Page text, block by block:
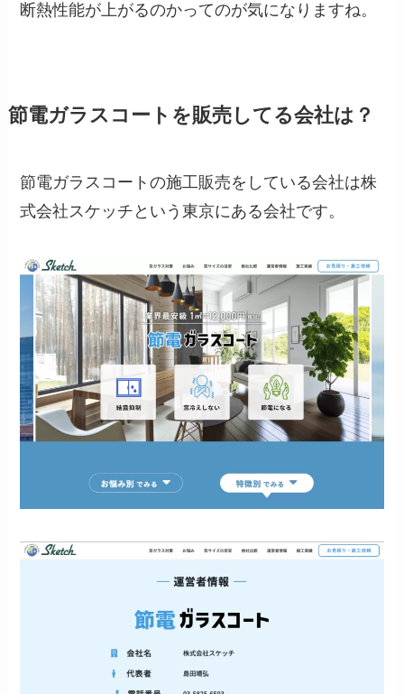
断熱性能が上がるのかってのが気になりますね。
節電ガラスコートを販売してる会社は？
節電ガラスコートの施工販売をしている会社は株
式会社スケッチという東京にある会社です。